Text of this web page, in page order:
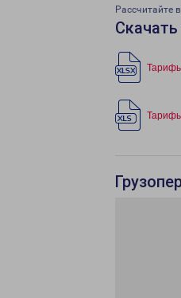
Рассчитайте
Тарифы